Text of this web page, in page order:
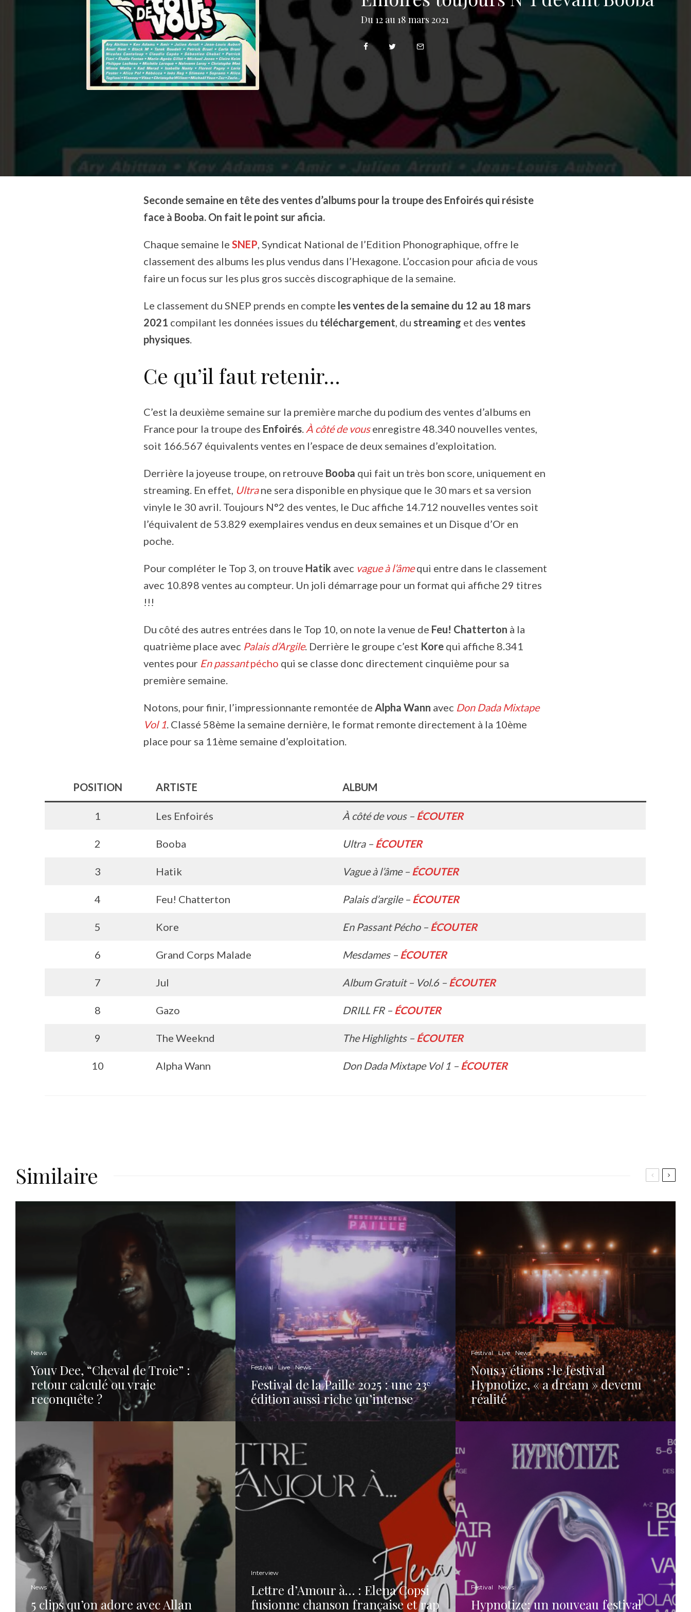
Du 12 au 18 mars 2021
Seconde semaine en tête des ventes d’albums pour la troupe des Enfoirés qui résiste
face à Booba. On fait le point sur aficia.
Chaque semaine le SNEP, Syndicat National de l’Edition Phonographique, offre le
classement des albums les plus vendus dans l’Hexagone. L’occasion pour aficia de vous
faire un focus sur les plus gros succès discographique de la semaine.
Le classement du SNEP prends en compte les ventes de la semaine du 12 au 18 mars
2021 compilant les données issues du téléchargement, du streaming et des ventes
physiques.
Ce qu’il faut retenir…
C’est la deuxième semaine sur la première marche du podium des ventes d’albums en
France pour la troupe des Enfoirés. À côté de vousenregistre 48.340 nouvelles ventes,
soit 166.567 équivalents ventes en l’espace de deux semaines d’exploitation.
Derrière la joyeuse troupe, on retrouve Booba qui fait un très bon score, uniquement en
streaming. En effet, Ultrane sera disponible en physique que le 30 mars et sa version
vinyle le 30 avril. Toujours N°2 des ventes, le Duc affiche 14.712 nouvelles ventes soit
l’équivalent de 53.829 exemplaires vendus en deux semaines et un Disque d’Or en
poche.
Pour compléter le Top 3, on trouve Hatik avec vague à l’âmequi entre dans le classement
avec 10.898 ventes au compteur. Un joli démarrage pour un format qui affiche 29 titres
!!!
Du côté des autres entrées dans le Top 10, on note la venue de Feu! Chatterton à la
quatrième place avec Palais d’Argile. Derrière le groupe c’est Kore qui affiche 8.341
ventes pour En passantpécho qui se classe donc directement cinquième pour sa
première semaine.
Notons, pour finir, l’impressionnante remontée de Alpha Wann avec Don Dada Mixtape
Vol 1. Classé 58ème la semaine dernière, le format remonte directement à la 10ème
place pour sa 11ème semaine d’exploitation.
POSITION ARTISTE ALBUM
1 Les Enfoirés À côté de vous – ÉCOUTER
2 Booba Ultra – ÉCOUTER
3 Hatik Vague à l’âme – ÉCOUTER
4 Feu! Chatterton Palais d’argile – ÉCOUTER
5 Kore En Passant Pécho – ÉCOUTER
6 Grand Corps Malade Mesdames – ÉCOUTER
7 Jul Album Gratuit – Vol.6 – ÉCOUTER
8 Gazo DRILL FR – ÉCOUTER
9 The Weeknd The Highlights – ÉCOUTER
10 Alpha Wann Don Dada Mixtape Vol 1 – ÉCOUTER
Similaire
News
Youv Dee, “Cheval de Troie” :
retour calculé ou vraie
reconquête ?
Festival Live News
Festival de la Paille 2025 : une 23ᵉ
édition aussi riche qu’intense
Festival Live News
Nous y étions : le festival
Hypnotize, « a dream » devenu
réalité
News
5 clips qu’on adore avec Allan
Interview
Lettre d’Amour à… : Elena Copsi
fusionne chanson française et rap
Festival News
Hypnotize: un nouveau festival